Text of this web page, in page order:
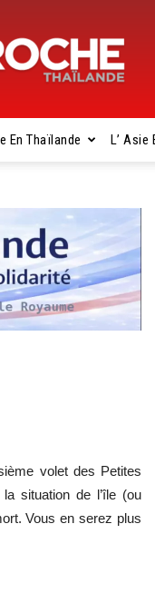
Thaïlande
En Thaïlande L’ Asie
volet des Petites
situation de l’île (ou
Vous en serez plus